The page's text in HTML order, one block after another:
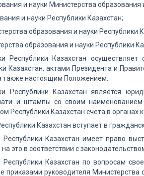
и науки Министерства образования
и науки Республики Казахстан;
образования и науки Республики
образования и науки Республики
Республики Казахстан осуществляет
Казахстан, актами Президента и
также настоящим Положением.
Республики Казахстан является
и штампы со своим наименованием
Республики Казахстан счета в органах
Казахстан вступает в
Казахстан имеет право
это в соответствии с
Казахстан по вопросам
руководителя Министерства